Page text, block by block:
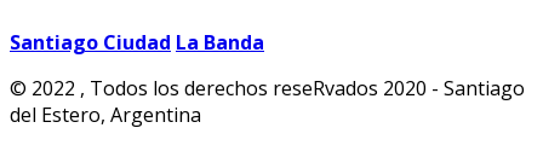
Santiago Ciudad La Banda
© 2022 , Todos los derechos reseRvados 2020 - Santiago
del Estero, Argentina